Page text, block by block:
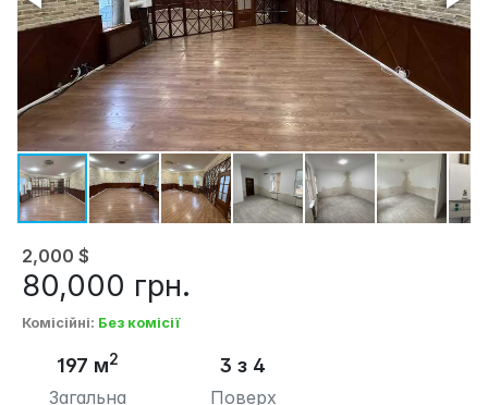
2,000 $
80,000 грн.
Комісійні: Без комісії
197 м2
Загальна
3 з 4
Поверх